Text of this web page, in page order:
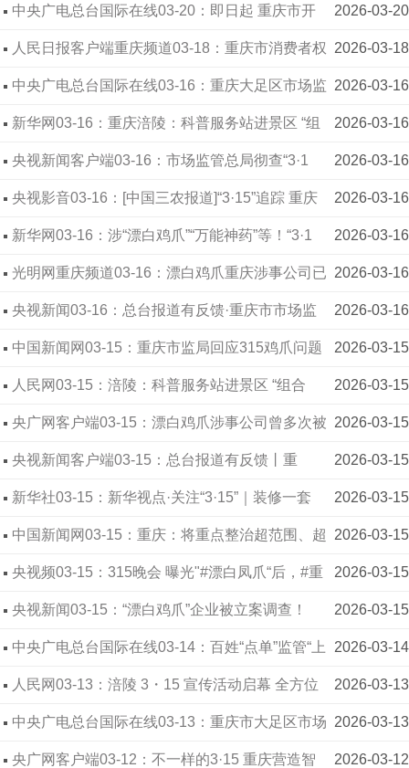
大足三驱镇市场监管所筑牢安全防线 2026-03-20
中央广电总台国际在线03-20：即日起 重庆市开
展假劣肉制品综合整治行动 2026-03-18
人民日报客户端重庆频道03-18：重庆市消费者权
益保护委员会 联合多部门发布重庆市消费侵权十大
典型案件
2026-03-16
中央广电总台国际在线03-16：重庆大足区市场监
管局：“食”刻守护校园“第一餐” 2026-03-16
新华网03-16：重庆涪陵：科普服务站进景区 “组
合拳”提升消费品质 2026-03-16
央视新闻客户端03-16：市场监管总局彻查“3·1
5”晚会曝光的相关违法行为 2026-03-16
央视影音03-16：[中国三农报道]“3·15”追踪 重庆
“漂白鸡爪”企业已被立案调查 2026-03-16
新华网03-16：涉“漂白鸡爪”“万能神药”等！“3·1
5”晚会后多地连夜通报 2026-03-16
光明网重庆频道03-16：漂白鸡爪重庆涉事公司已
多次出现食品安全问题 2026-03-16
央视新闻03-16：总台报道有反馈·重庆市市场监
督管理局 “3·15”晚会曝光涉事企业已被立案调查 2026-03-15
中国新闻网03-15：重庆市监局回应315鸡爪问题
2026-03-15
人民网03-15：涪陵：科普服务站进景区 “组合
拳”共筑诚信消费 2026-03-15
央广网客户端03-15：漂白鸡爪涉事公司曾多次被
罚 重庆发布情况通报：开展深挖彻查 2026-03-15
央视新闻客户端03-15：总台报道有反馈丨重
庆“漂白鸡爪” 企业被立案调查 2026-03-15
新华社03-15：新华视点·关注“3·15”｜装修一套
房，要踩多少坑？ 2026-03-15
中国新闻网03-15：重庆：将重点整治超范围、超
限量使用食品添加剂 2026-03-15
央视频03-15：315晚会 曝光"#漂白凤爪“后，#重
庆市 #市场监督管理局表示，执法人员已进驻企
业，现已召回1324件，后续将全部召回!
2026-03-15
央视新闻03-15：“漂白鸡爪”企业被立案调查！
2026-03-14
中央广电总台国际在线03-14：百姓“点单”监管“上
菜” 重庆大足“你点我检”筑牢民生烟火防线 2026-03-13
人民网03-13：涪陵 3・15 宣传活动启幕 全方位
守护消费者权益 2026-03-13
中央广电总台国际在线03-13：重庆市大足区市场
监管局“3·15”亮剑护“银发” 2026-03-12
央广网客户端03-12：不一样的3·15 重庆营造智